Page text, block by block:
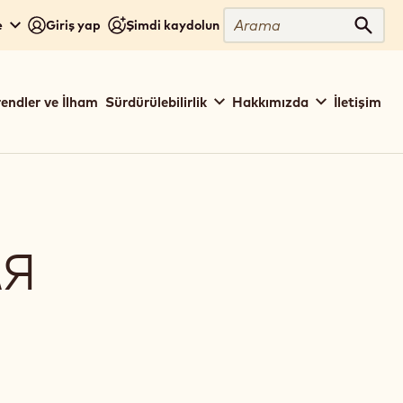
Giriş yap Şimdi kaydolun
Arama
ve İlham Sürdürülebilirlik Hakkımızda İletişim